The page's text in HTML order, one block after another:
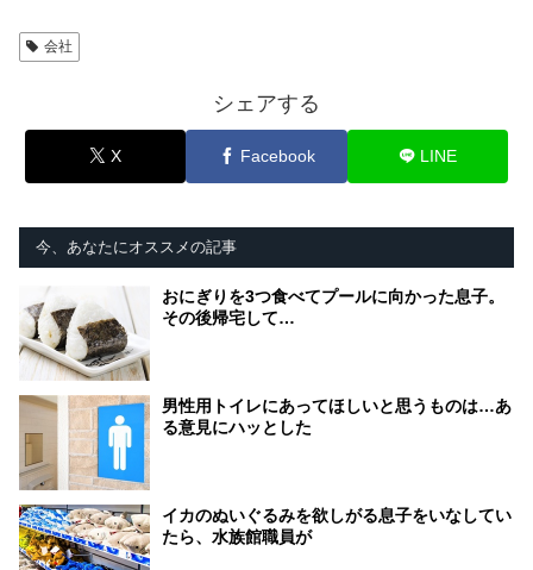
会社
シェアする
X Facebook LINE
今、あなたにオススメの記事
おにぎりを3つ食べてプールに向かった息子。
その後帰宅して…
男性用トイレにあってほしいと思うものは…あ
る意見にハッとした
イカのぬいぐるみを欲しがる息子をいなしてい
たら、水族館職員が